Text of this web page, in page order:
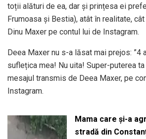
toții alături de ea, dar și prințesa ei
Frumoasa și Bestia), atât în realitate,
Dinu Maxer pe contul lui de Instagram.
Deea Maxer nu s-a lăsat mai prejos: ”4
suflețica mea! Nu uita! Super-puterea
mesajul transmis de Deea Maxer, pe
Instagram.
Mama care și-a
stradă din